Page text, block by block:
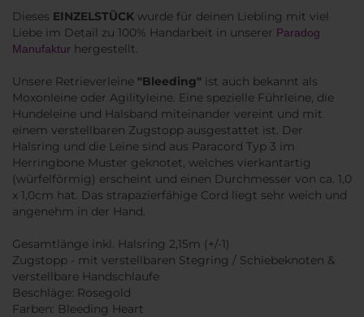
Dieses EINZELSTÜCK wurde für deinen Liebling mit viel
Liebe im Detail zu 100% Handarbeit in unserer Paradog
Manufaktur hergestellt.
Unsere Retrieverleine "Bleeding" ist auch bekannt als
Moxonleine oder Agilityleine. Eine spezielle Führleine, die
Hundeleine und Halsband miteinander vereint und mit
einem verstellbaren Zugstopp ausgestattet ist. Der
Halsring und die Leine sind aus Paracord Typ 3 im
Herringbone Muster geknotet, welches vierkantartig
(würfelförmig) erscheint und einen Durchmesser von ca. 1,0
x 1,0cm hat. Das strapazierfähige Cord liegt sehr weich und
angenehm in der Hand.
Gesamtlänge inkl. Halsring 2,15m (+/-1)
Zugstopp - mit verstellbaren Stegring / Schiebeknoten &
verstellbare Handschlaufe
Beschläge: Rosegold
Farben: Bleeding Heart